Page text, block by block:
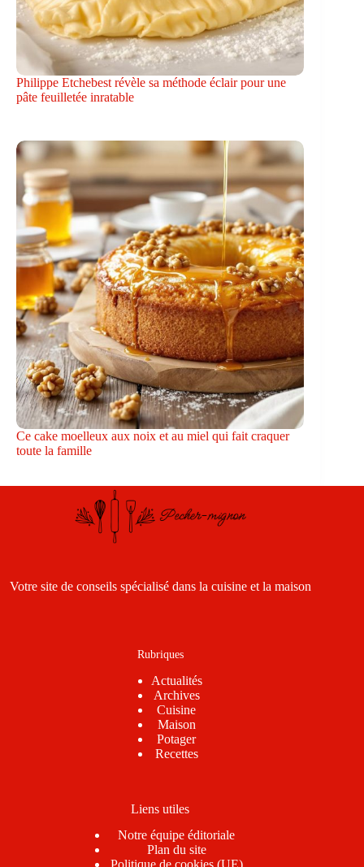
Philippe Etchebest révèle sa méthode éclair pour une
pâte feuilletée inratable
Ce cake moelleux aux noix et au miel qui fait craquer
toute la famille
Votre site de conseils spécialisé dans la cuisine et la maison
Rubriques
Actualités
Archives
Cuisine
Maison
Potager
Recettes
Liens utiles
Notre équipe éditoriale
Plan du site